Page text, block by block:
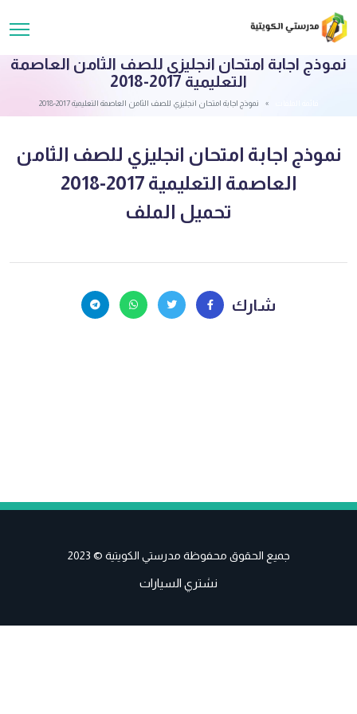
نموذج اجابة امتحان انجليزي للصف الثامن العاصمة
التعليمية 2017-2018
نموذج اجابة امتحان انجليزي للصف الثامن العاصمة التعليمية 2017-2018
نموذج اجابة امتحان انجليزي للصف الثامن
العاصمة التعليمية 2017-2018
تحميل الملف
شارك
جميع الحقوق محفوظة مدرستي الكويتية © 2023
نشتري السيارات